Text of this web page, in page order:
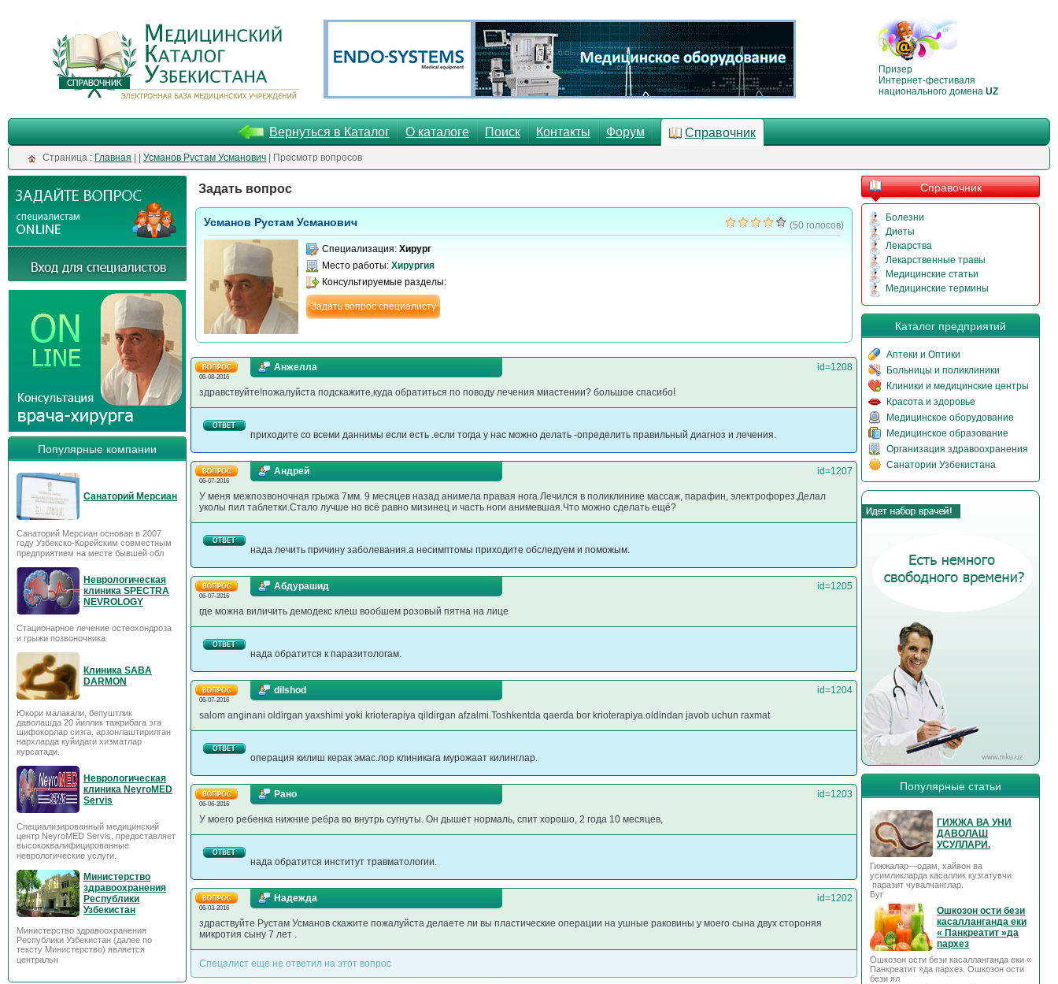
Призер
Интернет-фестиваля
национального домена UZ
Вернуться в Каталог О каталоге Поиск Контакты Форум Справочник
Cтраница : Главная Усманов Рустам Усманович | Просмотр вопросов
Популярные компании
Санаторий Мерсиан
Санаторий Мерсиан основан в 2007
году Узбекско-Корейским совместным
предприятием на месте бывшей обл
Неврологическая
клиника SPECTRA
NEVROLOGY
Стационарное лечение остеохондроза
и грыжи позвоночника
Клиника SABA
DARMON
Юкори малакали, бепуштлик
даволашда 20 йиллик тажрибага эга
шифокорлар сизга, арзонлаштирилган
нархларда куйидаги хизматлар
курсатади.
Неврологическая
клиника NeyroMED
Servis
Специализированный медицинский
центр NeyroMED Servis, предоставляет
высококвалифицированные
неврологические услуги.
Министерство
здравоохранения
Республики
Узбекистан
Министерство здравоохранения
Республики Узбекистан (далее по
тексту Министерство) является
центральн
Задать вопрос
Усманов Рустам Усманович (50 голосов)
Специализация: Хирург
Место работы: Хирургия
Консультируемые разделы:
Задать вопрос специалисту
06-08-2016
Анжелла id=1208
здравствуйте!пожалуйста подскажите,куда обратиться по поводу лечения миастении? большое спасибо!
приходите со всеми даннимы если есть .если тогда у нас можно делать -определить правильный диагноз и лечения.
06-07-2016
Андрей id=1207
У меня межпозвоночная грыжа 7мм. 9 месяцев назад анимела правая нога.Лечился в поликлинике массаж, парафин, электрофорез.Делал
уколы пил таблетки.Стало лучше но всё равно мизинец и часть ноги анимевшая.Что можно сделать ещё?
нада лечить причину заболевания.а несимптомы приходите обследуем и поможым.
06-07-2016
Абдурашид id=1205
где можна виличить демодекс клеш вообшем розовый пятна на лице
нада обратится к паразитологам.
06-07-2016
dilshod id=1204
salom anginani oldirgan yaxshimi yoki krioterapiya qildirgan afzalmi.Toshkentda qaerda bor krioterapiya.oldindan javob uchun raxmat
операция килиш керак эмас.лор клиникага мурожаат килинглар.
06-06-2016
Рано id=1203
У моего ребенка нижние ребра во внутрь сугнуты. Он дышет нормаль, спит хорошо, 2 года 10 месяцев,
нада обратится институт травматологии.
06-03-2016
Надежда id=1202
здраствуйте Рустам Усманов скажите пожалуйста делаете ли вы пластические операции на ушные раковины у моего сына двух стороняя
микротия сыну 7 лет .
Спецалист еще не ответил на этот вопрос
Справочник
Болезни
Диеты
Лекарства
Лекарственные травы
Медицинские статьи
Медицинские термины
Каталог предприятий
Аптеки и Оптики
Больницы и поликлиники
Клиники и медицинские центры
Красота и здоровье
Медицинское оборудование
Медицинское образование
Организация здравоохранения
Санатории Узбекистана
Популярные статьи
ГИЖЖА ВА УНИ
ДАВОЛАШ
УСУЛЛАРИ.
Гижжалар—одам, хайвон ва
усимликларда касаллик кузгатувчи
паразит чувалчанглар.
Буг
Ошкозон ости бези
касалланганда еки
« Панкреатит »да
пархез
Ошкозон ости бези касалланганда еки «
Панкреатит »да пархез. Ошкозон ости
бези ял